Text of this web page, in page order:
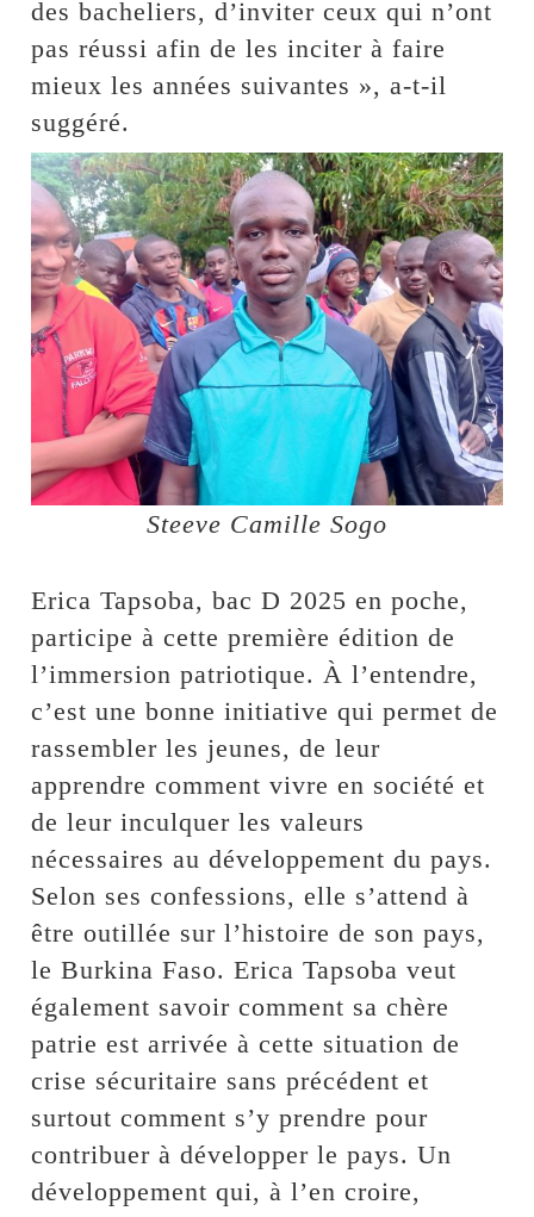
des bacheliers, d’inviter ceux qui n’ont
pas réussi afin de les inciter à faire
mieux les années suivantes », a-t-il
suggéré.
Steeve Camille Sogo
Erica Tapsoba, bac D 2025 en poche,
participe à cette première édition de
l’immersion patriotique. À l’entendre,
c’est une bonne initiative qui permet de
rassembler les jeunes, de leur
apprendre comment vivre en société et
de leur inculquer les valeurs
nécessaires au développement du pays.
Selon ses confessions, elle s’attend à
être outillée sur l’histoire de son pays,
le Burkina Faso. Erica Tapsoba veut
également savoir comment sa chère
patrie est arrivée à cette situation de
crise sécuritaire sans précédent et
surtout comment s’y prendre pour
contribuer à développer le pays. Un
développement qui, à l’en croire,